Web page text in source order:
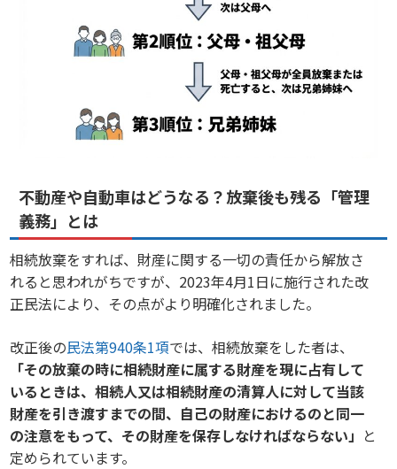
不動産や自動車はどうなる？放棄後も残る「管理
義務」とは
相続放棄をすれば、財産に関する一切の責任から解放さ
れると思われがちですが、2023年4月1日に施行された改
正民法により、その点がより明確化されました。
改正後の民法第940条1項では、相続放棄をした者は、
「その放棄の時に相続財産に属する財産を現に占有して
いるときは、相続人又は相続財産の清算人に対して当該
財産を引き渡すまでの間、自己の財産におけるのと同一
の注意をもって、その財産を保存しなければならない」 と
定められています。